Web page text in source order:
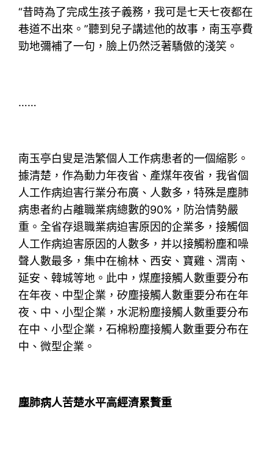
“昔時為了完成生孩子義務，我可是七天七夜都在
巷道不出來。”聽到兒子講述他的故事，南玉亭費
勁地彌補了一句，臉上仍然泛著驕傲的淺笑。
……
南玉亭白叟是浩繁個人工作病患者的一個縮影。
據清楚，作為動力年夜省、產煤年夜省，我省個
人工作病迫害行業分布廣、人數多，特殊是塵肺
病患者約占離職業病總數的90%，防治情勢嚴
重。全省存退職業病迫害原因的企業多，接觸個
人工作病迫害原因的人數多，并以接觸粉塵和噪
聲人數最多，集中在榆林、西安、寶雞、渭南、
延安、韓城等地。此中，煤塵接觸人數重要分布
在年夜、中型企業，矽塵接觸人數重要分布在年
夜、中、小型企業，水泥粉塵接觸人數重要分布
在中、小型企業，石棉粉塵接觸人數重要分布在
中、微型企業。
塵肺病人苦楚水平高經濟累贅重